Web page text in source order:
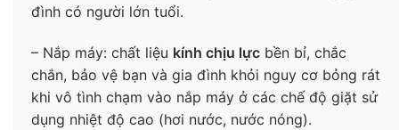
đình có người lớn tuổi.
– Nắp máy: chất liệu kính chịu lực bền bỉ, chắc
chắn, bảo vệ bạn và gia đình khỏi nguy cơ bỏng rát
khi vô tình chạm vào nắp máy ở các chế độ giặt sử
dụng nhiệt độ cao (hơi nước, nước nóng).